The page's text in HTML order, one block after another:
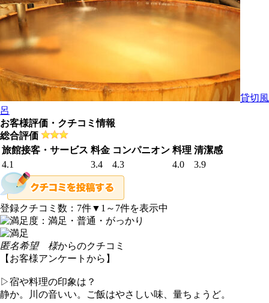
貸切風
呂
お客様評価・クチコミ情報
総合評価
旅館接客・サービス 料金 コンパニオン 料理 清潔感
4.1
3.4 4.3 4.0 3.9
登録クチコミ数： 7件▼1～7件を表示中
匿名希望 様からのクチコミ
【お客様アンケートから】
▷宿や料理の印象は？
静か。川の音いい。ご飯はやさしい味、量ちょうど。